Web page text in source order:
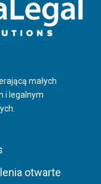
małych
i legalnym
otwarte